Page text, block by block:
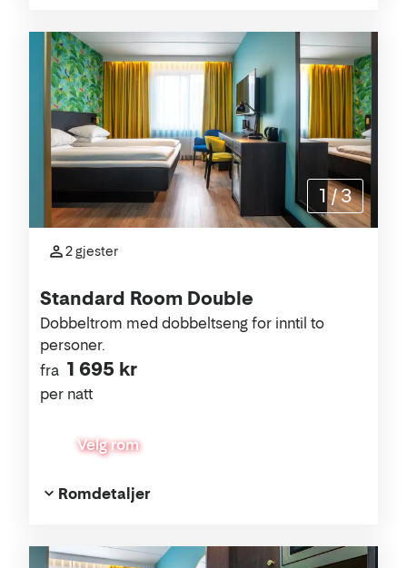
Standard Room Double
fra 1 695 kr
per natt
Dobbeltrom med dobbeltseng for inntil to
personer.
Velg rom
2 gjester
Romdetaljer
1 /3